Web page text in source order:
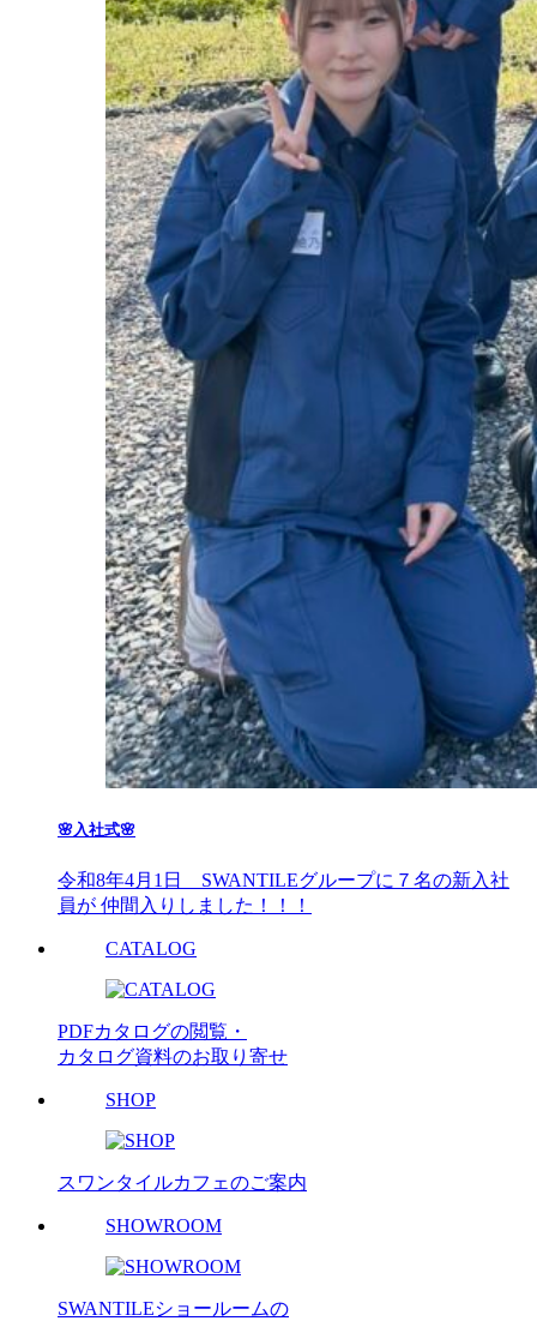
🌸入社式🌸
令和8年4月1日 SWANTILEグループに７名の新入社
員が 仲間入りしました！！！
CATALOG
PDFカタログの閲覧・
カタログ資料のお取り寄せ
SHOP
スワンタイルカフェのご案内
SHOWROOM
SWANTILEショールームの